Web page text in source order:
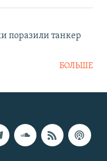
поразили танкер
БОЛЬШЕ